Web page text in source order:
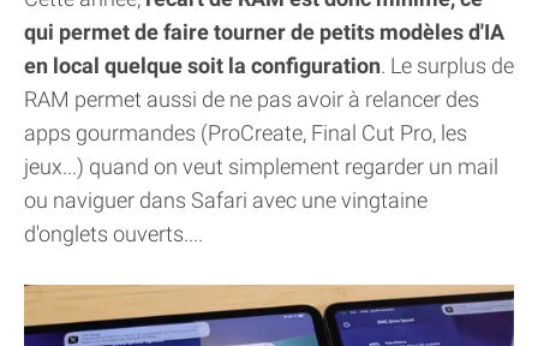
qui permet de faire tourner de petits modèles d'IA
en local quelque soit la configuration. Le surplus de
RAM permet aussi de ne pas avoir à relancer des
apps gourmandes (ProCreate, Final Cut Pro, les
jeux...) quand on veut simplement regarder un mail
ou naviguer dans Safari avec une vingtaine
d'onglets ouverts....